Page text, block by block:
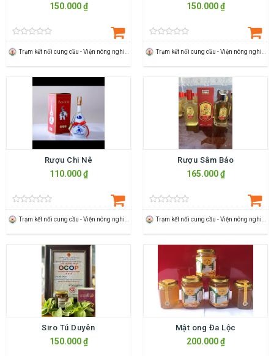
150.000 ₫ 150.000 ₫
Rượu Chi Nê
110.000 ₫
Rượu Sâm Báo
165.000 ₫
Siro Tú Duyên
150.000 ₫
Mật ong Đa Lộc
200.000 ₫